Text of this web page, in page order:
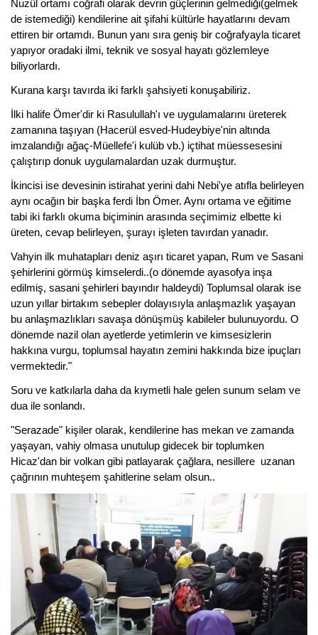
Nuzül ortamı coğrafi olarak devrin güçlerinin gelmediği(gelmek
de istemediği) kendilerine ait şifahi kültürle hayatlarını devam
ettiren bir ortamdı. Bunun yanı sıra geniş bir coğrafyayla ticaret
yapıyor oradaki ilmi, teknik ve sosyal hayatı gözlemleye
biliyorlardı.
Kurana karşı tavırda iki farklı şahsiyeti konuşabiliriz.
İlki halife Ömer'dir ki Rasulullah'ı ve uygulamalarını üreterek
zamanına taşıyan (Hacerül esved-Hudeybiye'nin altında
imzalandığı ağaç-Müellefe'i kulüb vb.) içtihat müessesesini
çalıştırıp donuk uygulamalardan uzak durmuştur.
İkincisi ise devesinin istirahat yerini dahi Nebi'ye atıfla belirleyen
aynı ocağın bir başka ferdi İbn Ömer. Aynı ortama ve eğitime
tabi iki farklı okuma biçiminin arasında seçimimiz elbette ki
üreten, cevap belirleyen, şurayı işleten tavırdan yanadır.
Vahyin ilk muhatapları deniz aşırı ticaret yapan, Rum ve Sasani
şehirlerini görmüş kimselerdi..(o dönemde ayasofya inşa
edilmiş, sasani şehirleri bayındır haldeydi) Toplumsal olarak ise
uzun yıllar birtakım sebepler dolayısıyla anlaşmazlık yaşayan
bu anlaşmazlıkları savaşa dönüşmüş kabileler bulunuyordu. O
dönemde nazil olan ayetlerde yetimlerin ve kimsesizlerin
hakkına vurgu, toplumsal hayatın zemini hakkında bize ipuçları
vermektedir."
Soru ve katkılarla daha da kıymetli hale gelen sunum selam ve
dua ile sonlandı.
"Serazade" kişiler olarak, kendilerine has mekan ve zamanda
yaşayan, vahiy olmasa unutulup gidecek bir toplumken
Hicaz'dan bir volkan gibi patlayarak çağlara, nesillere uzanan
çağrının muhteşem şahitlerine selam olsun..